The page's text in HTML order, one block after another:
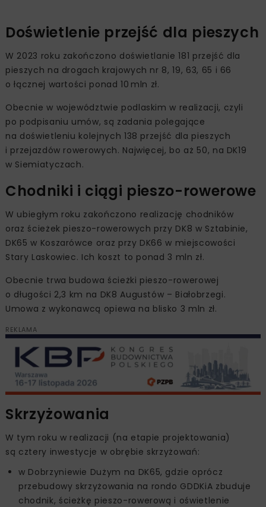
Doświetlenie przejść dla pieszych
W 2023 roku zakończono doświetlanie 181 przejść dla
pieszych na drogach krajowych nr 8, 19, 63, 65 i 66
o łącznej wartości ponad 10 mln zł.
Obecnie w województwie podlaskim w realizacji, czyli
po podpisaniu umów, są zadania polegające
na doświetleniu kolejnych 138 przejść dla pieszych
i przejazdów rowerowych. Najwięcej, bo aż 50, na DK19
w Siemiatyczach.
Chodniki i ciągi pieszo-rowerowe
W ubiegłym roku zakończono realizację chodników
oraz ścieżek pieszo-rowerowych przy DK8 w Sztabinie,
DK65 w Koszarówce oraz przy DK66 w miejscowości
Stary Laskowiec. Ich koszt to ponad 3 mln zł.
Obecnie trwa budowa ścieżki pieszo-rowerowej
o długości 2,3 km na DK8 Augustów – Białobrzegi.
Umowa z wykonawcą opiewa na blisko 3 mln zł.
REKLAMA
Skrzyżowania
W tym roku w realizacji (na etapie projektowania)
są cztery inwestycje w obrębie skrzyżowań:
w Dobrzyniewie Dużym na DK65, gdzie oprócz
przebudowy skrzyżowania na rondo GDDKiA zbuduje
chodnik, ścieżkę pieszo-rowerową i oświetlenie